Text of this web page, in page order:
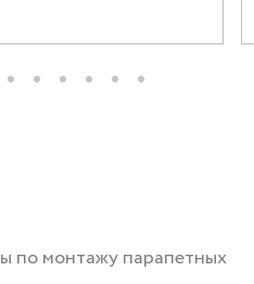
монтажу парапетных